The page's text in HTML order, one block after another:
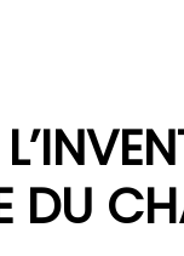
DU